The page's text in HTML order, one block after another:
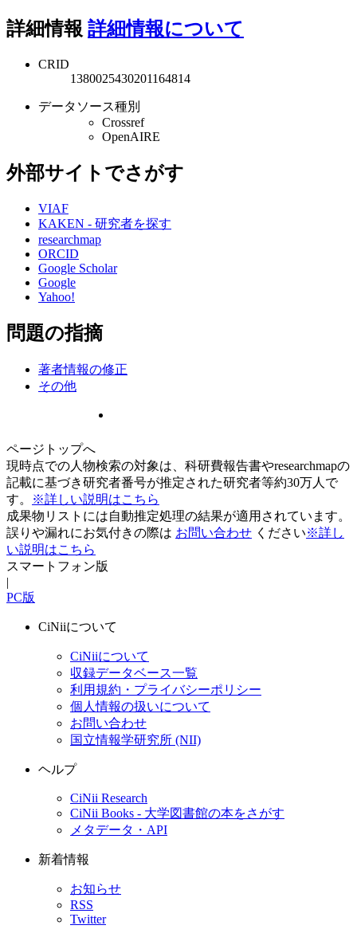
詳細情報 詳細情報について
CRID
1380025430201164814
データソース種別
Crossref
OpenAIRE
外部サイトでさがす
VIAF
KAKEN - 研究者を探す
researchmap
ORCID
Google Scholar
Google
Yahoo!
問題の指摘
著者情報の修正
その他
ページトップへ
現時点での人物検索の対象は、科研費報告書やresearchmapの
記載に基づき研究者番号が推定された研究者等約30万人で
す。
※詳しい説明はこちら
成果物リストには自動推定処理の結果が適用されています。
誤りや漏れにお気付きの際は お問い合わせ ください※詳し
い説明はこちら
スマートフォン版
|
PC版
CiNiiについて
CiNiiについて
収録データベース一覧
利用規約・プライバシーポリシー
個人情報の扱いについて
お問い合わせ
国立情報学研究所 (NII)
ヘルプ
CiNii Research
CiNii Books - 大学図書館の本をさがす
メタデータ・API
新着情報
お知らせ
RSS
Twitter